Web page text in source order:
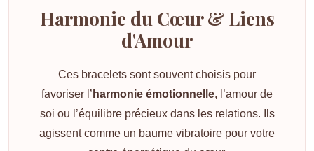
Harmonie du Cœur & Liens
d'Amour
Ces bracelets sont souvent choisis pour
favoriser l’ harmonie émotionnelle, l’amour de
soi ou l’équilibre précieux dans les relations. Ils
agissent comme un baume vibratoire pour votre